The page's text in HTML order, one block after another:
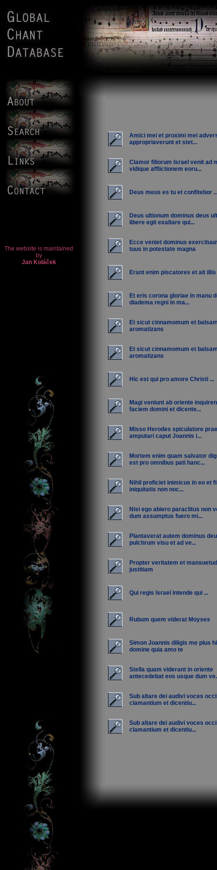
Amici mei et proximi mei
appropriaverunt et stet...
Clamor filiorum Israel venit ad
vidique afflictionem eoru...
Deus meus es tu et confitebor
Deus ultionum dominus deus
libere egit exaltare qui...
Ecce veniet dominus
tuus in potestate magna
Erant enim piscatores et ait illis
Et eris corona gloriae in manu
diadema regni in ma...
Et sicut cinnamomum et
aromatizans
Et sicut cinnamomum et
aromatizans
Hic est qui pro amore Christi ...
Magi veniunt ab oriente
faciem domini et dicente...
Misso Herodes spiculatore
amputari caput Joannis i...
Mortem enim quam salvator
est pro omnibus pati hanc...
Nihil proficiet inimicus in eo et
iniquitatis non noc...
Nisi ego abiero paraclitus non
dum assumptus fuero mi...
Plantaverat autem dominus
pulchrum visu et ad ve...
Propter veritatem et
justitiam
Qui regis Israel intende qui ...
Rubum quem viderat Moyses
Simon Joannis diligis me plus
domine quia amo te
Stella quam viderant in oriente
antecedebat eos usque dum
Sub altare dei audivi voces
clamantium et dicentiu...
Sub altare dei audivi voces
clamantium et dicentiu...